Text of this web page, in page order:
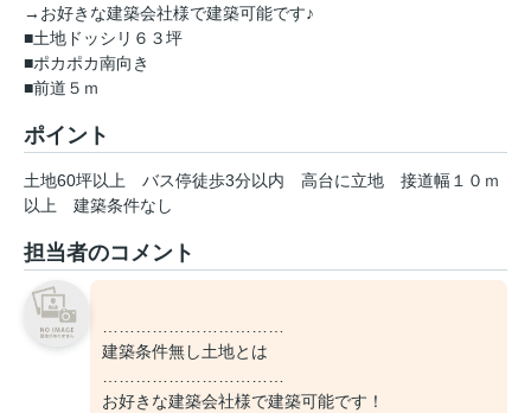
→お好きな建築会社様で建築可能です♪
■土地ドッシリ６３坪
■ポカポカ南向き
■前道５ｍ
ポイント
土地60坪以上 バス停徒歩3分以内 高台に立地
接道幅１０ｍ
以上
建築条件なし
担当者のコメント
建築条件無し土地とは
お好きな建築会社様で建築可能です！